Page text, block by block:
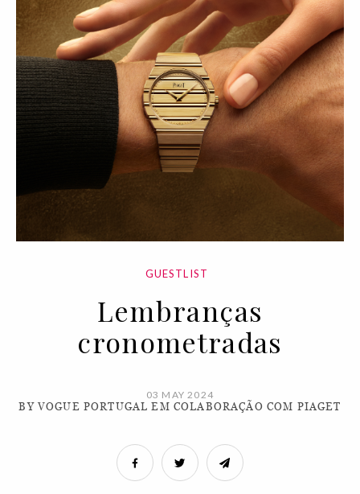
GUESTLIST
Lembranças
cronometradas
03 MAY 2024
BY VOGUE PORTUGAL EM COLABORAÇÃO COM PIAGET